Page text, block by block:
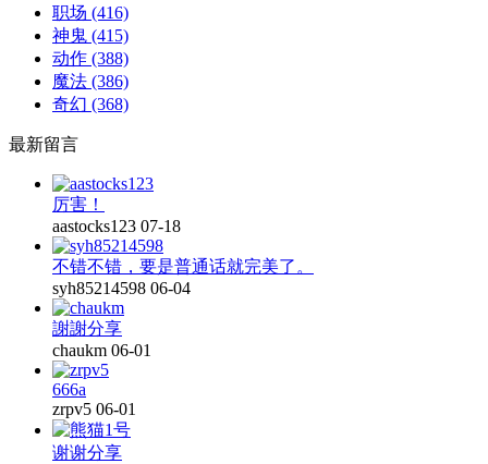
职场 (416)
神鬼 (415)
动作 (388)
魔法 (386)
奇幻 (368)
最新留言
厉害！
aastocks123 07-18
不错不错，要是普通话就完美了。
syh85214598 06-04
謝謝分享
chaukm 06-01
666a
zrpv5 06-01
谢谢分享